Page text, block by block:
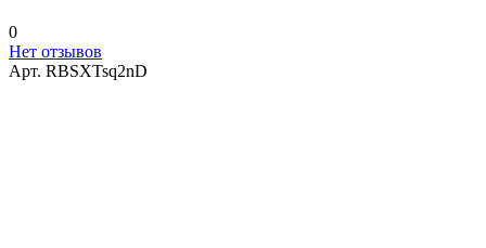
0
Нет отзывов
Арт. RBSXTsq2nD